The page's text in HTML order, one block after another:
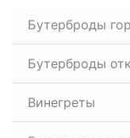
Бутерброды
Бутерброды
Винегреты